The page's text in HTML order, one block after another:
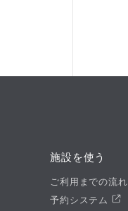
施設を使う
ご利用までの流れ
予約システム